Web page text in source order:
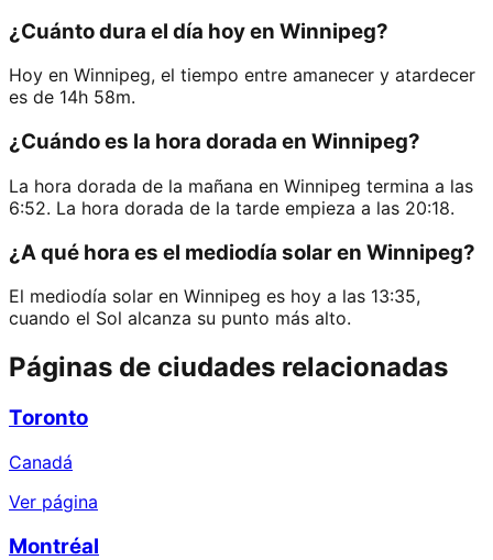
¿Cuánto dura el día hoy en Winnipeg?
Hoy en Winnipeg, el tiempo entre amanecer y atardecer
es de 14h 58m.
¿Cuándo es la hora dorada en Winnipeg?
La hora dorada de la mañana en Winnipeg termina a las
6:52. La hora dorada de la tarde empieza a las 20:18.
¿A qué hora es el mediodía solar en Winnipeg?
El mediodía solar en Winnipeg es hoy a las 13:35,
cuando el Sol alcanza su punto más alto.
Páginas de ciudades relacionadas
Toronto
Canadá
Ver página
Montréal